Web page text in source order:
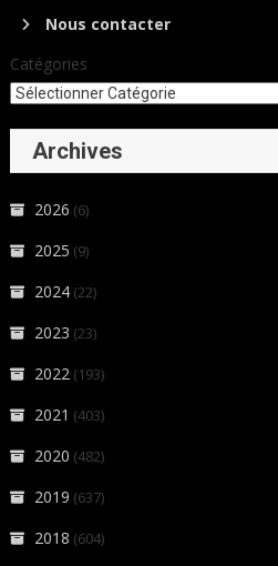
Nous contacter
Catégories
Archives
2026 (6)
2025 (9)
2024 (22)
2023 (23)
2022 (193)
2021 (403)
2020 (482)
2019 (637)
2018 (604)